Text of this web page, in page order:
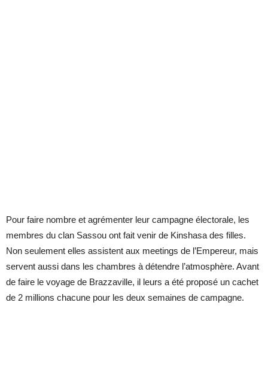
Pour faire nombre et agrémenter leur campagne électorale, les
membres du clan Sassou ont fait venir de Kinshasa des filles.
Non seulement elles assistent aux meetings de l’Empereur, mais
servent aussi dans les chambres à détendre l’atmosphère. Avant
de faire le voyage de Brazzaville, il leurs a été proposé un cachet
de 2 millions chacune pour les deux semaines de campagne.